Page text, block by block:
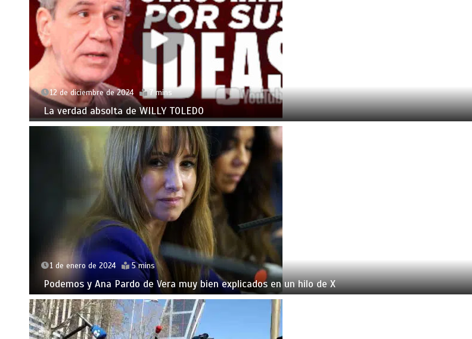
12 de diciembre de 2024 7 mins
La verdad absolta de WILLY TOLEDO
1 de enero de 2024 5 mins
Podemos y Ana Pardo de Vera muy bien explicados en un hilo de X